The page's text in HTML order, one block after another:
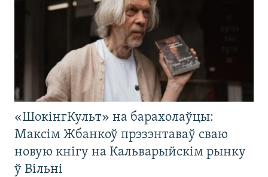
«ШокінгКульт» на барахолаўцы:
Максім Жбанкоў прэзэнтаваў сваю
новую кнігу на Кальварыйскім рынку
ў Вільні